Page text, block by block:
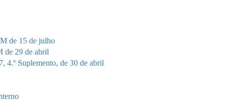
de 15 de julho
de 29 de abril
4.º Suplemento, de 30 de abril